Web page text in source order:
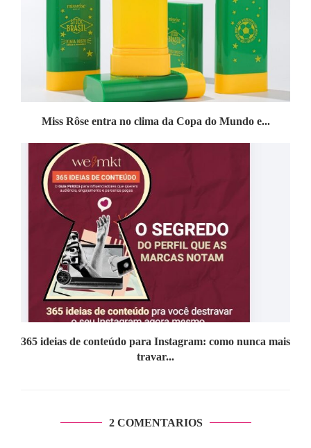
Miss Rôse entra no clima da Copa do Mundo e...
365 ideias de conteúdo para Instagram: como nunca mais
travar...
2 COMENTARIOS